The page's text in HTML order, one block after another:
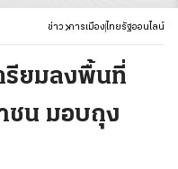
ข่าว การเมือง ไทยรัฐออนไลน์
รียมลงพื้นที่
ชน มอบถุง